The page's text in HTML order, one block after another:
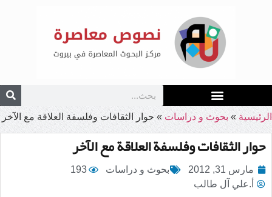
الرئيسية » بحوث و دراسات » حوار الثقافات وفلسفة العلاقة مع الآخر
حوار الثقافات وفلسفة العلاقة مع الآخر
مارس 31, 2012 بحوث و دراسات
193
أ.علي آل طالب